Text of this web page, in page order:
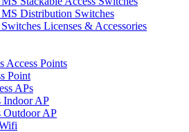
Distribution Switches
Licenses & Accessories
Access Points
Point
APs
Indoor AP
Outdoor AP